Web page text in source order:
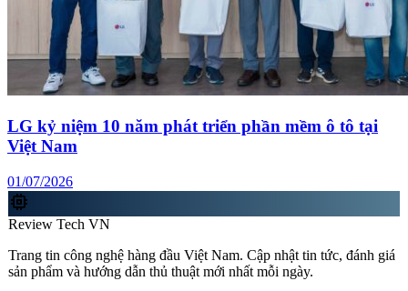
LG kỷ niệm 10 năm phát triển phần mềm ô tô tại
Việt Nam
01/07/2026
memory
Review Tech VN
Trang tin công nghệ hàng đầu Việt Nam. Cập nhật tin tức, đánh giá
sản phẩm và hướng dẫn thủ thuật mới nhất mỗi ngày.